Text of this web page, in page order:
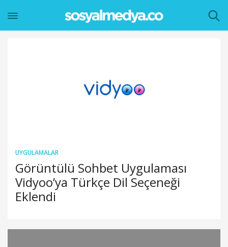
UYGULAMALAR
Görüntülü Sohbet Uygulaması
Vidyoo’ya Türkçe Dil Seçeneği
Eklendi